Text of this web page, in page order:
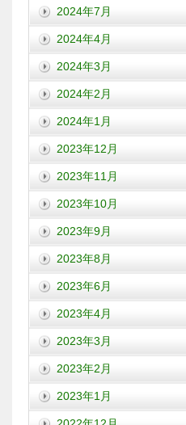
2024年7月
2024年4月
2024年3月
2024年2月
2024年1月
2023年12月
2023年11月
2023年10月
2023年9月
2023年8月
2023年6月
2023年4月
2023年3月
2023年2月
2023年1月